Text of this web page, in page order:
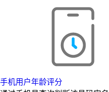
手机用户年龄评分